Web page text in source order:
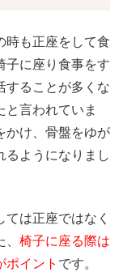
時も正座をして食
子に座り食事をす
することが多くな
と言われていま
かけ、骨盤をゆが
るようになりまし
は正座ではなく
椅子に座る際は
ポイント です。